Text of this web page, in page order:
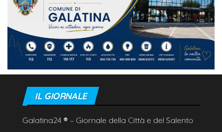
IL GIORNALE
Galatina24 ® – Giornale della Città e del Salento